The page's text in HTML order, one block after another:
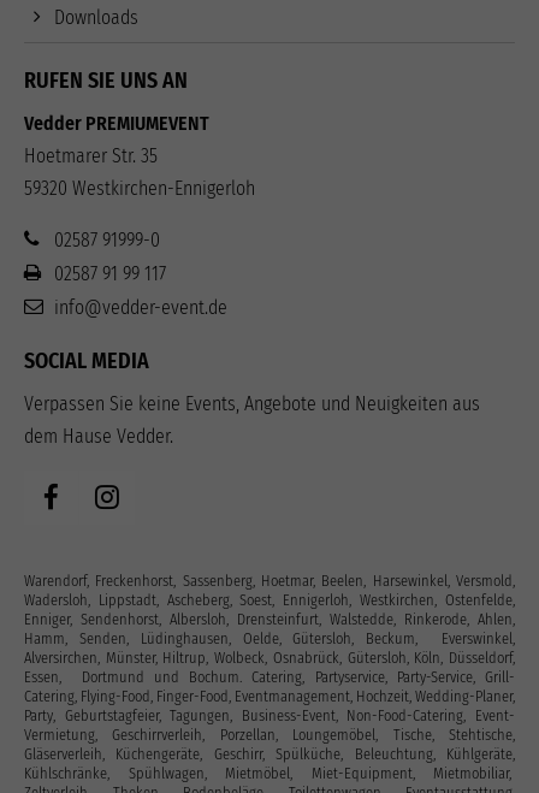
Downloads
RUFEN SIE UNS AN
Vedder PREMIUMEVENT
Hoetmarer Str. 35
59320 Westkirchen-Ennigerloh
02587 91999-0
02587 91 99 117
info@vedder-event.de
SOCIAL MEDIA
Verpassen Sie keine Events, Angebote und Neuigkeiten aus
dem Hause Vedder.
Warendorf, Freckenhorst, Sassenberg, Hoetmar, Beelen, Harsewinkel, Versmold,
Wadersloh, Lippstadt, Ascheberg, Soest, Ennigerloh, Westkirchen, Ostenfelde,
Enniger, Sendenhorst, Albersloh, Drensteinfurt, Walstedde, Rinkerode, Ahlen,
Hamm, Senden, Lüdinghausen, Oelde, Gütersloh, Beckum, Everswinkel,
Alversirchen, Münster, Hiltrup, Wolbeck, Osnabrück, Gütersloh, Köln, Düsseldorf,
Essen, Dortmund und Bochum. Catering, Partyservice, Party-Service, Grill-
Catering, Flying-Food, Finger-Food, Eventmanagement, Hochzeit, Wedding-Planer,
Party, Geburtstagfeier, Tagungen, Business-Event, Non-Food-Catering, Event-
Vermietung, Geschirrverleih, Porzellan, Loungemöbel, Tische, Stehtische,
Gläserverleih, Küchengeräte, Geschirr, Spülküche, Beleuchtung, Kühlgeräte,
Kühlschränke, Spühlwagen, Mietmöbel, Miet-Equipment, Mietmobiliar,